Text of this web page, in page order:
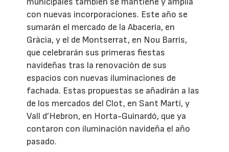
con nuevas incorporaciones. Este año se
sumarán el mercado de la Abaceria, en
Gràcia, y el de Montserrat, en Nou Barris,
que celebrarán sus primeras fiestas
navideñas tras la renovación de sus
espacios con nuevas iluminaciones de
fachada. Estas propuestas se añadirán a las
de los mercados del Clot, en Sant Martí, y
Vall d’Hebron, en Horta-Guinardó, que ya
contaron con iluminación navideña el año
pasado.